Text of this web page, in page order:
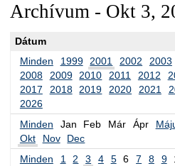
Archívum - Okt 3,
Dátum
Minden
1999 2001 2002 2003
2008
2009 2010 2011 2012
2017
2018 2019 2020 2021
2026
Minden
Jan Feb Már Ápr
Okt
Nov
Dec
Minden
1 2 3 4 5 6 7 8 9